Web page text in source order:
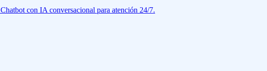
Chatbot con IA conversacional para atención 24/7.